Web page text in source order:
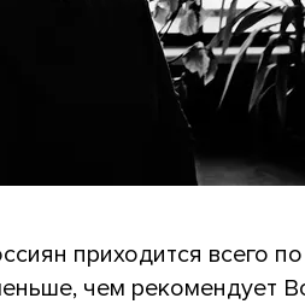
приходится всего
чем рекомендует